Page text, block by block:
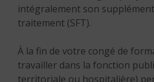
intégralement son
traitement (SFT).
À la fin de votre congé de
travailler dans la fonction
territoriale ou hospitalière)